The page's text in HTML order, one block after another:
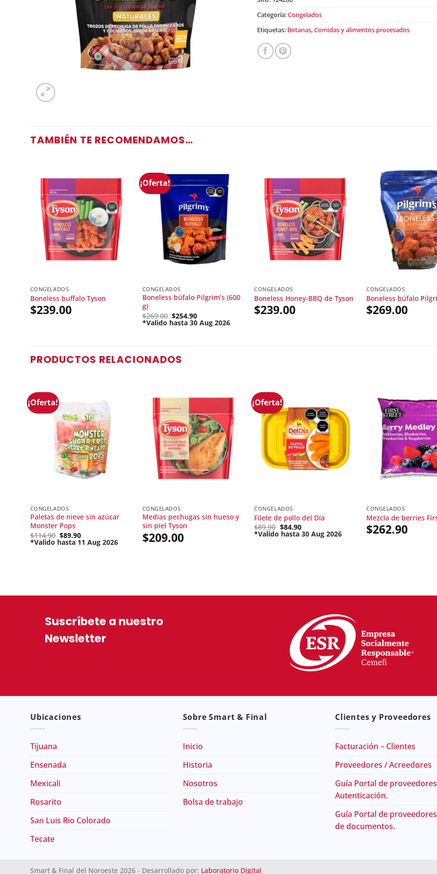
Categoría:Congelados
Etiquetas: Botanas,Comidas y alimentos procesados
TAMBIÉN TE RECOMENDAMOS…
CONGELADOS
Boneless buffalo Tyson
$239.00
¡Oferta!
CONGELADOS
Boneless búfalo Pilgrim’s (600
g)
$269.00 Original
price
$254.90
*Valido hasta 30 Aug 2026
CONGELADOS
Boneless Honey-BBQ de Tyson
$239.00
CONGELADOS
Boneless búfalo
$269.00
PRODUCTOS RELACIONADOS
¡Oferta!
CONGELADOS
Paletas de nieve sin azúcar
Monster Pops
$114.90 Original
price
$89.90
*Valido hasta 11 Aug 2026
CONGELADOS
Medias pechugas sin hueso y
sin piel Tyson
$209.00
¡Oferta!
CONGELADOS
Filete de pollo del Día
$89.90 Original
price
$84.90
*Valido hasta 30 Aug 2026
CONGELADOS
Mezcla de berries
$262.90
Suscríbete a nuestro
Newsletter
Ubicaciones
Tijuana
Ensenada
Mexicali
Rosarito
San Luis Rio Colorado
Tecate
Sobre Smart & Final
Inicio
Historia
Nosotros
Bolsa de trabajo
Clientes y Proveedores
Facturación – Clientes
Proveedores / Acreedores
Guía Portal de
Autenticación.
Guía Portal de
de documentos.
Smart & Final del Noroeste 2026 - Desarrollado por: Laboratorio Digital